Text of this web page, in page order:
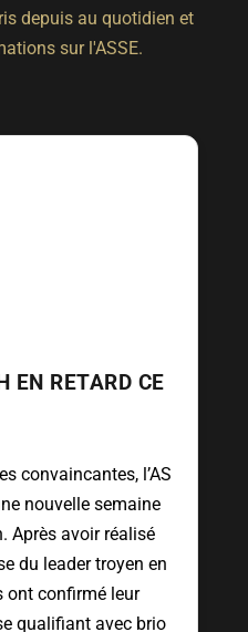
depuis au quotidien et
sur l'ASSE.
EN RETARD CE
convaincantes, l’AS
nouvelle semaine
Après avoir réalisé
du leader troyen en
ont confirmé leur
qualifiant avec brio